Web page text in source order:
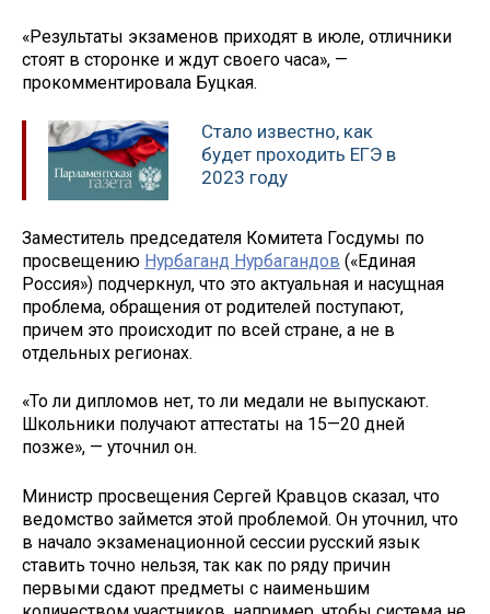
«Результаты экзаменов приходят в июле, отличники
стоят в сторонке и ждут своего часа», —
прокомментировала Буцкая.
Стало известно, как
будет проходить ЕГЭ в
2023 году
Заместитель председателя Комитета Госдумы по
просвещению Нурбаганд Нурбагандов («Единая
Россия») подчеркнул, что это актуальная и насущная
проблема, обращения от родителей поступают,
причем это происходит по всей стране, а не в
отдельных регионах.
«То ли дипломов нет, то ли медали не выпускают.
Школьники получают аттестаты на 15—20 дней
позже», — уточнил он.
Министр просвещения Сергей Кравцов сказал, что
ведомство займется этой проблемой. Он уточнил, что
в начало экзаменационной сессии русский язык
ставить точно нельзя, так как по ряду причин
первыми сдают предметы с наименьшим